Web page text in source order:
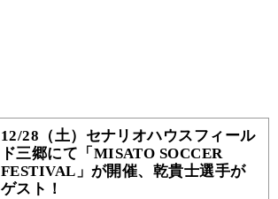
12/28（土）セナリオハウスフィール
ド三郷にて「MISATO SOCCER
FESTIVAL」が開催、乾貴士選手が
ゲスト！